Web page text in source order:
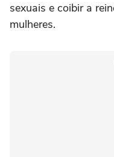
sexuais e coibir a
mulheres.